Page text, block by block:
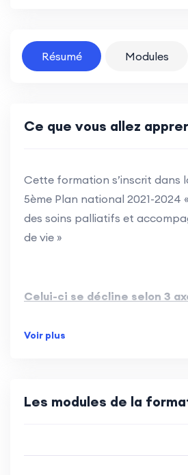
Résumé Modules
Ce que vous allez
Cette formation s’inscrit dans
5ème Plan national 2021-2024
des soins palliatifs et
de vie »
Celui-ci se décline selon 3
de vie,
développant la formation,
Voir plus
Les modules de la